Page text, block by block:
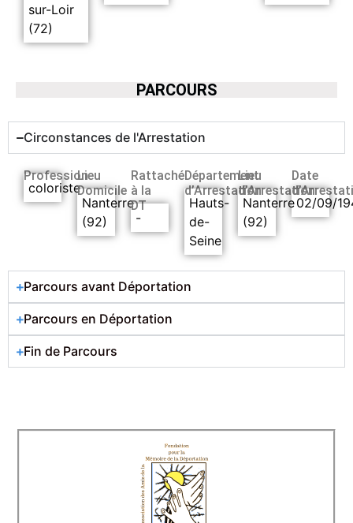
sur-Loir
(72)
PARCOURS
Circonstances de l'Arrestation
Profession
coloriste
Lieu
Domicile
Nanterre
(92)
Rattaché
à la
DT
-
Département
d’Arrestation
Hauts-
de-
Seine
Lieu
d’Arrestation
Nanterre
(92)
Date
02/09/
Parcours avant Déportation
Parcours en Déportation
Fin de Parcours